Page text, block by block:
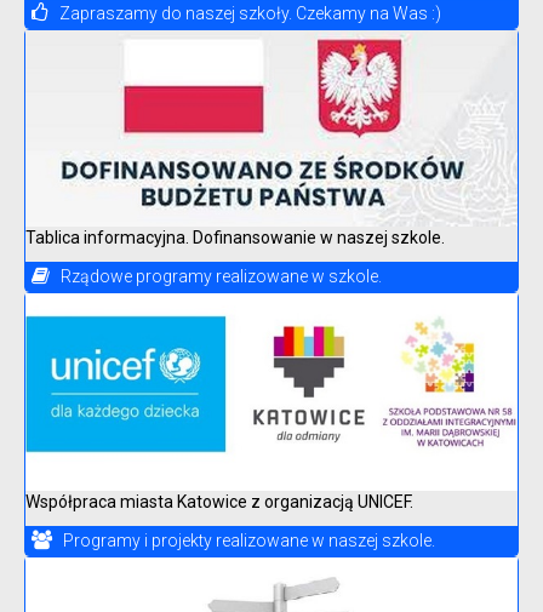
Zapraszamy do naszej szkoły. Czekamy na Was :)
Tablica informacyjna. Dofinansowanie w naszej szkole.
Rządowe programy realizowane w szkole.
Współpraca miasta Katowice z organizacją UNICEF.
Programy i projekty realizowane w naszej szkole.